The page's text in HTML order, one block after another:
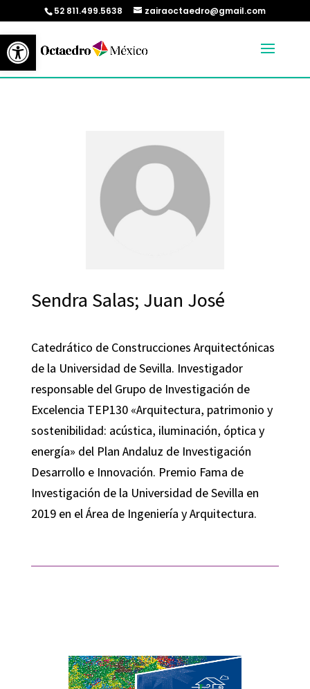
Abrir barra de herramientas
52 811.499.5638 zairaoctaedro@gmail.com
Sendra Salas; Juan José
Catedrático de Construcciones Arquitectónicas
de la Universidad de Sevilla. Investigador
responsable del Grupo de Investigación de
Excelencia TEP130 «Arquitectura, patrimonio y
sostenibilidad: acústica, iluminación, óptica y
energía» del Plan Andaluz de Investigación
Desarrollo e Innovación. Premio Fama de
Investigación de la Universidad de Sevilla en
2019 en el Área de Ingeniería y Arquitectura.